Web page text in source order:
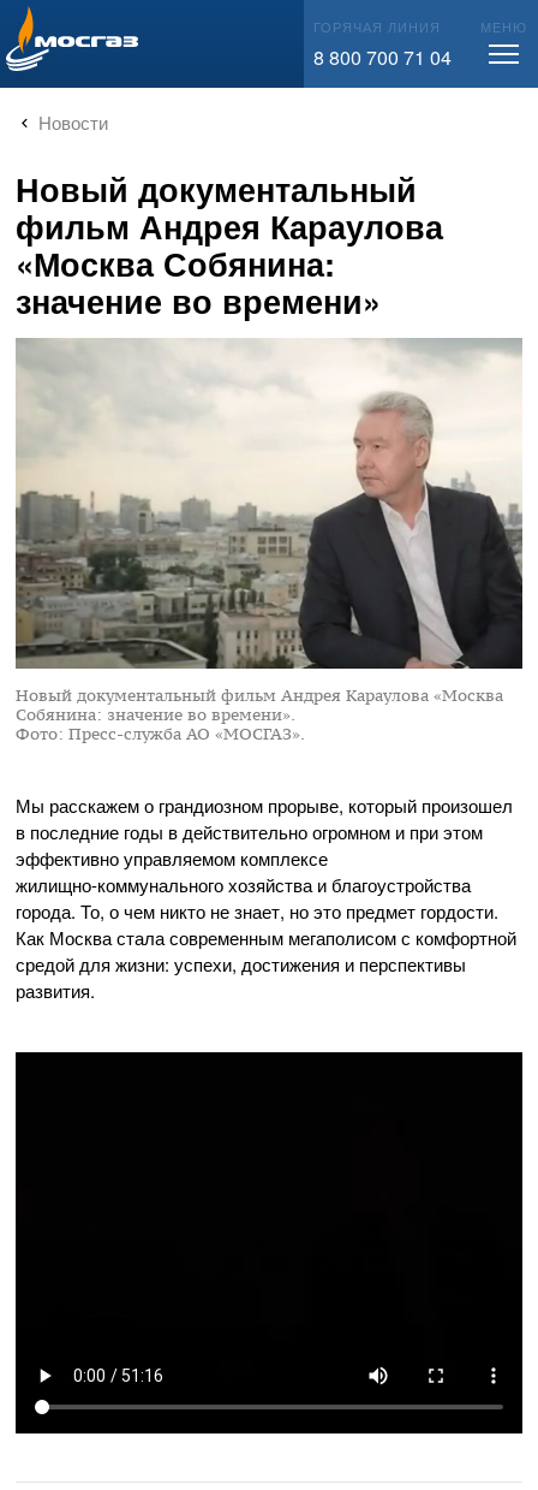
info@mos-gaz.ru ГОРЯЧАЯ ЛИНИЯ
8 800 700 71 04
МЕНЮ
Новости
Новый документальный
фильм Андрея Караулова
«Москва Собянина:
значение во времени»
Новый документальный фильм Андрея Караулова «Москва
Собянина: значение во времени».
Фото: Пресс-служба АО «МОСГАЗ».
Мы расскажем о грандиозном прорыве, который произошел
в последние годы в действительно огромном и при этом
эффективно управляемом комплексе
жилищно-коммунальногохозяйства и благоустройства
города. То, о чем никто не знает, но это предмет гордости.
Как Москва стала современным мегаполисом с комфортной
средой для жизни: успехи, достижения и перспективы
развития.